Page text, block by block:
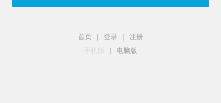
首页 | 登录 |
注册
手机版
| 电脑版